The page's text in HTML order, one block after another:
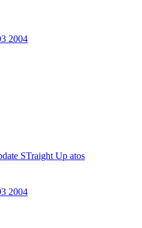
2004
STraight Up atos
2004